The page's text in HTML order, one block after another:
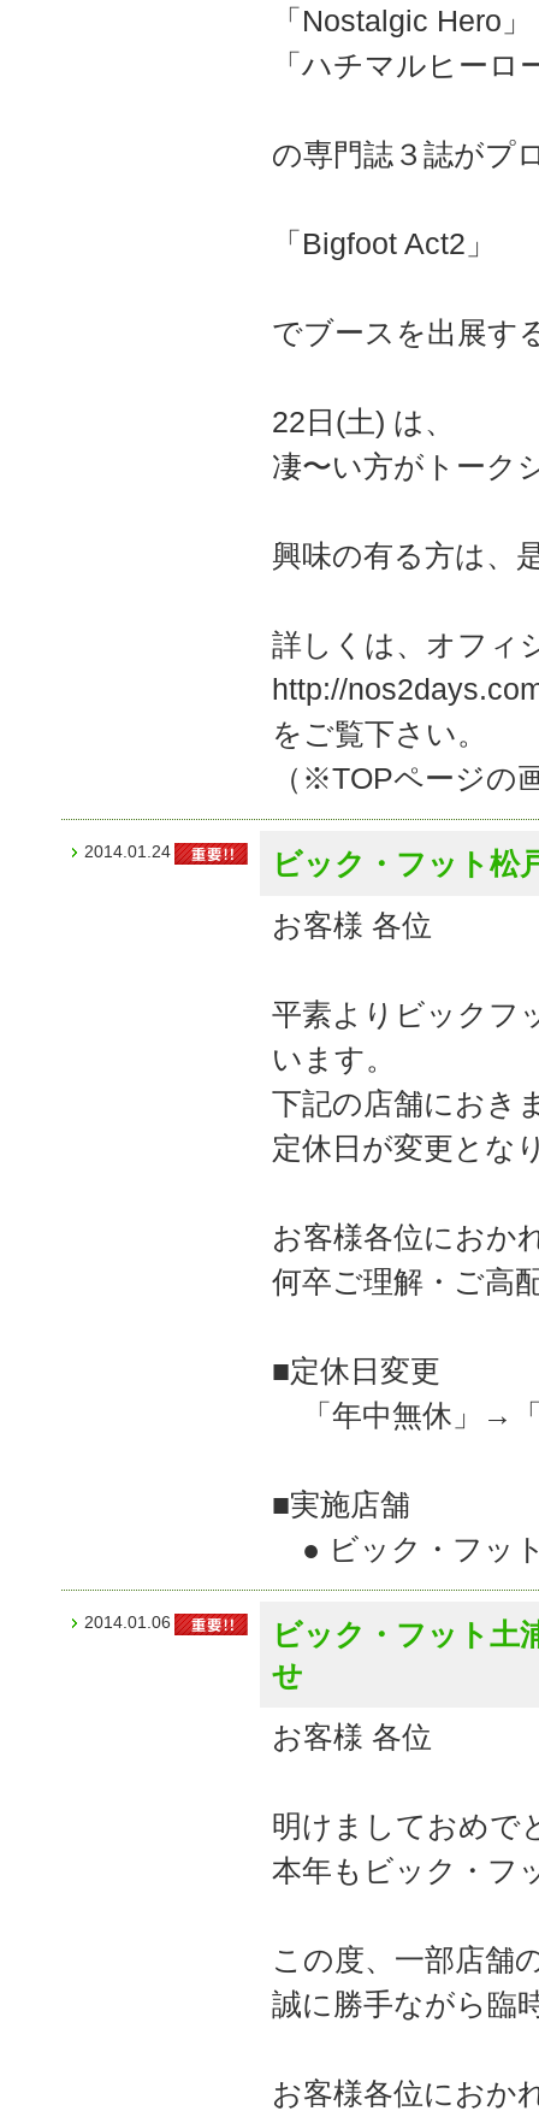
「Nostalgic Hero」
「ハチマルヒーロ
の専門誌３誌がプ
「Bigfoot Act2」
でブースを出展す
22日(土) は、
凄〜い方がトーク
興味の有る方は、
詳しくは、オフィ
http://
をご覧下さい。
（※TOPページの
2014.01.24
ビック・フット松
お客様 各位
平素よりビックフ
います。
下記の店舗におき
定休日が変更とな
お客様各位におか
何卒ご理解・ご高
■定休日変更
「年中無休」→
■実施店舗
● ビック・フッ
2014.01.06
ビック・フット土
せ
お客様 各位
明けましておめで
本年もビック・フ
この度、一部店舗
誠に勝手ながら臨
お客様各位におか